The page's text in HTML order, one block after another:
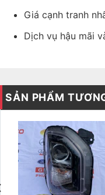
Giá cạnh tranh
Dịch vụ hậu mãi
SẢN PHẨM